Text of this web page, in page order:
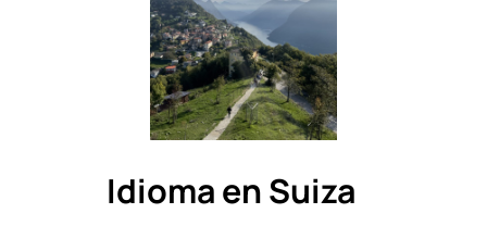
Idioma en Suiza